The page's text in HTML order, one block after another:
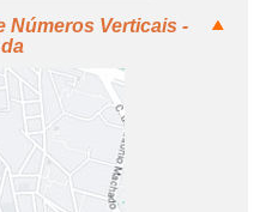
Números Verticais -